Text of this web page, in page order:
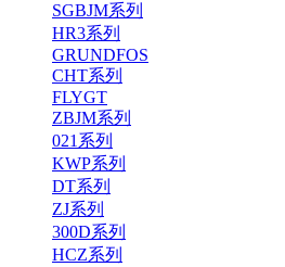
SGBJM系列
HR3系列
GRUNDFOS
CHT系列
FLYGT
ZBJM系列
021系列
KWP系列
DT系列
ZJ系列
300D系列
HCZ系列